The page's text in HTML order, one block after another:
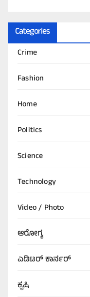
Categories
Crime
Fashion
Home
Politics
Science
Technology
Video / Photo
ಆರೋಗ್ಯ
ಎಡಿಟರ್‌ ಕಾರ್ನರ್
ಕೃಷಿ